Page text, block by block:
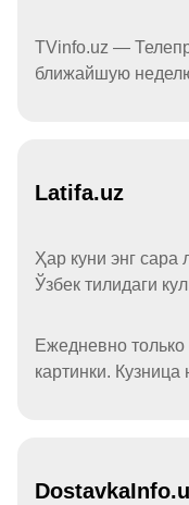
TVinfo.uz —
ближайшую
Latifa.uz
Ҳар куни энг сара
Ўзбек тилидаги
Ежедневно
картинки.